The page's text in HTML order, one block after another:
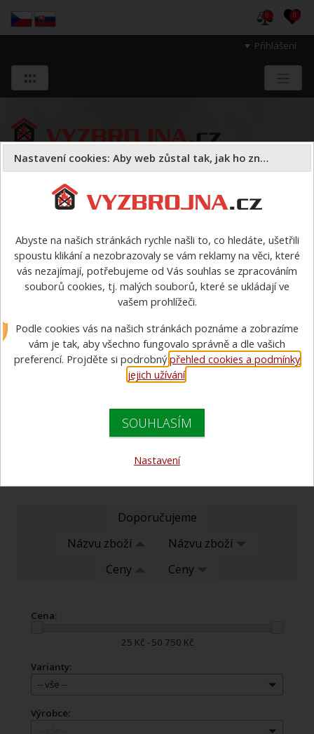
Přihlášení
0 0
a majetek druhých.
Požární bezpečnost staveb hydranty a příslušenství
hydranty a příslušenství
Hydranty a hydrantové systémy včetně příslušenství a
náhradních dílů. Ve spojení s naším technickým oddělením kvalitní
řešení požární bezpečnosti pro váš dům, firmu i chatu.
Doporučujeme
Názvu zboží
Názvu zboží
Ceny
Ceny
Cena:
25 Kč - 50 750 Kč
Varianty:
-- vše --
Výrobce:
Nastavení cookies: Aby web zůstal tak, jak ho znáte
Abyste na našich stránkách rychle našli to, co hledáte, ušetřili
spoustu klikání a nezobrazovaly se vám reklamy na věci, které
vás nezajímají, potřebujeme od Vás souhlas se zpracováním
souborů cookies, tj. malých souborů, které se ukládají ve
vašem prohlížeči.
Podle cookies vás na našich stránkách poznáme a zobrazíme
vám je tak, aby všechno fungovalo správně a dle vašich
preferencí. Projděte si podrobnýpřehled cookies a podmínky
jejich užívání.
SOUHLASÍM
Nastavení